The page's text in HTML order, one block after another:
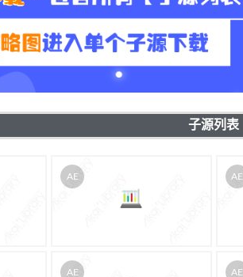
子源列表
AE AE
AE AE